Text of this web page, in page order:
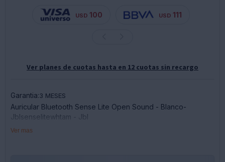
USD 100 USD 111
Ver planes de cuotas hasta en 12 cuotas sin recargo
Garantia:3 MESES
Auricular Bluetooth Sense Lite Open Sound - Blanco-
Jblsenselitewhtam - Jbl
Ver mas